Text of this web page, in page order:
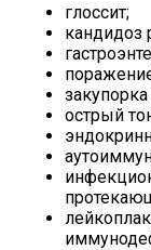
глоссит;
кандидоз
острый